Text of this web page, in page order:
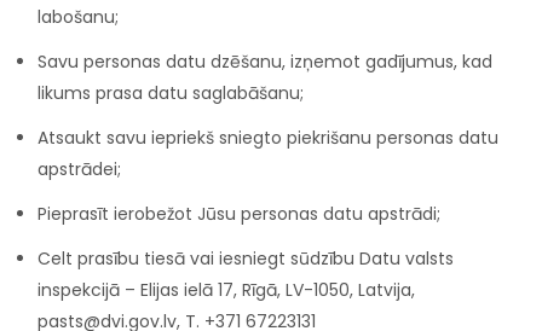
labošanu;
Savu personas datu dzēšanu, izņemot gadījumus, kad
likums prasa datu saglabāšanu;
Atsaukt savu iepriekš sniegto piekrišanu personas datu
apstrādei;
Pieprasīt ierobežot Jūsu personas datu apstrādi;
Celt prasību tiesā vai iesniegt sūdzību Datu valsts
inspekcijā – Elijas ielā 17, Rīgā, LV-1050, Latvija,
pasts@dvi.gov.lv, T. +371 67223131